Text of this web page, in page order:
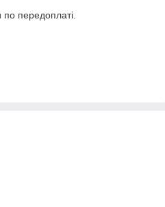
по передоплаті.